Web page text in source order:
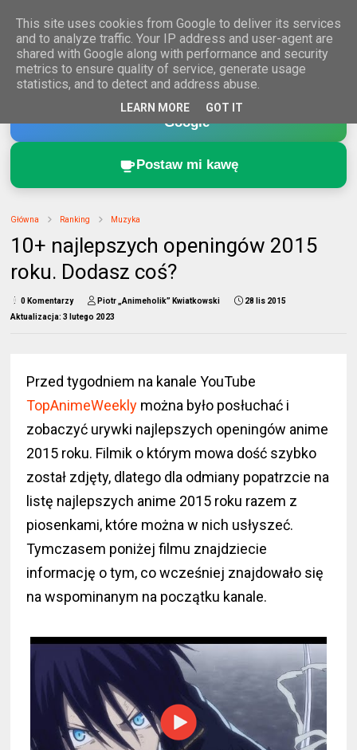
Dodaj Animeholik.pl do ulubionych źródeł w
Google
Postaw mi kawę
Główna Ranking Muzyka
10+ najlepszych openingów 2015
roku. Dodasz coś?
0 Komentarzy Piotr „Animeholik” Kwiatkowski
28 lis 2015
Aktualizacja: 3 lutego 2023
Przed tygodniem na kanale YouTube
TopAnimeWeekly można było posłuchać i
zobaczyć urywki najlepszych openingów anime
2015 roku. Filmik o którym mowa dość szybko
został zdjęty, dlatego dla odmiany popatrzcie na
listę najlepszych anime 2015 roku razem z
piosenkami, które można w nich usłyszeć.
Tymczasem poniżej filmu znajdziecie
informację o tym, co wcześniej znajdowało się
na wspominanym na początku kanale.
This site uses cookies from Google to deliver its services
and to analyze traffic. Your IP address and user-agent are
shared with Google along with performance and security
metrics to ensure quality of service, generate usage
statistics, and to detect and address abuse.
LEARN MORE GOT IT